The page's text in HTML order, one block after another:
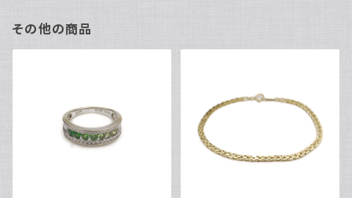
その他の商品